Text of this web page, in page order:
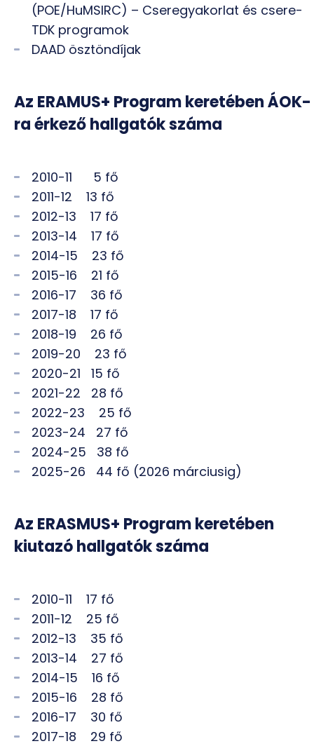
(POE/HuMSIRC) – Cseregyakorlat és csere-
TDK programok
DAAD ösztöndíjak
Az ERAMUS+ Program keretében ÁOK-
ra érkező hallgatók száma
2010-11 5 fő
2011-12 13 fő
2012-13 17 fő
2013-14 17 fő
2014-15 23 fő
2015-16 21 fő
2016-17 36 fő
2017-18 17 fő
2018-19 26 fő
2019-20 23 fő
2020-21 15 fő
2021-22 28 fő
2022-23 25 fő
2023-24 27 fő
2024-25 38 fő
2025-26 44 fő (2026 márciusig)
Az ERASMUS+ Program keretében
kiutazó hallgatók száma
2010-11 17 fő
2011-12 25 fő
2012-13 35 fő
2013-14 27 fő
2014-15 16 fő
2015-16 28 fő
2016-17 30 fő
2017-18 29 fő